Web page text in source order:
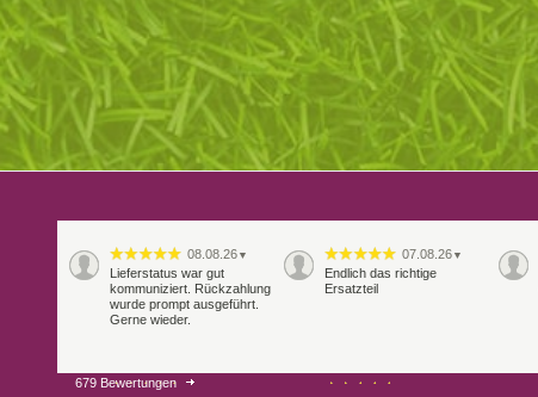
08.08.26 ▼
Lieferstatus war gut
kommuniziert. Rückzahlung
wurde prompt ausgeführt.
Gerne wieder.
07.08.26 ▼
Endlich das richtige
Ersatzteil
29.07.26
679 Bewertungen